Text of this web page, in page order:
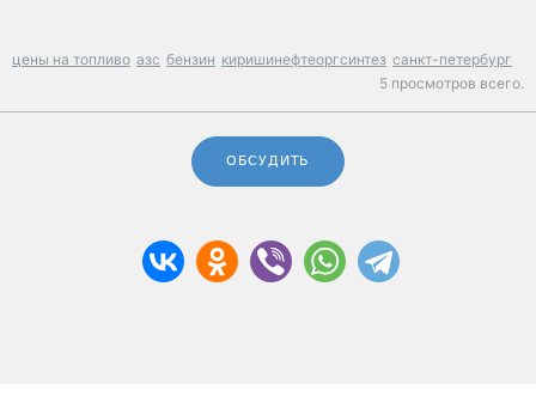
цены на топливо азс бензин киришинефтеоргсинтез санкт-петербург
5 просмотров всего.
ОБСУДИТЬ